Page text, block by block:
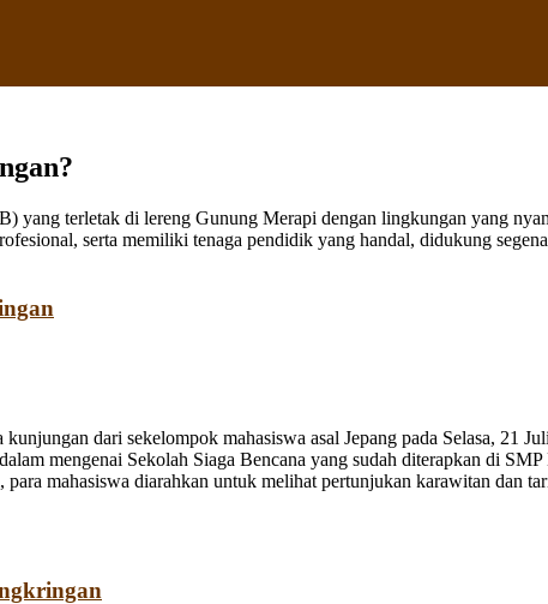
yang terletak di lereng Gunung Merapi dengan lingkungan yang
serta memiliki tenaga pendidik yang handal, didukung
dari sekelompok mahasiswa asal Jepang pada Selasa, 21
mengenai Sekolah Siaga Bencana yang sudah diterapkan di
mahasiswa diarahkan untuk melihat pertunjukan karawitan dan